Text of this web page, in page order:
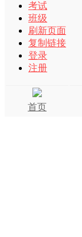
考试
班级
刷新页面
复制链接
登录
注册
首页